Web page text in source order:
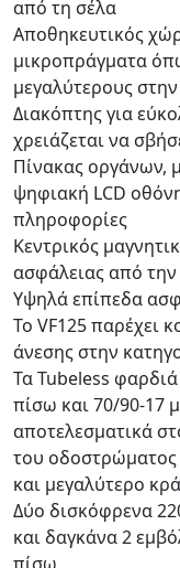
από τη σέλα
Αποθηκευτικός
μικροπράγματα
μεγαλύτερους
Διακόπτης για
χρειάζεται να
Πίνακας οργάνων,
ψηφιακή LCD
πληροφορίες
Κεντρικός
ασφάλειας από
Υψηλά επίπεδα
Το VF125 παρέχει
άνεσης στην
Τα Tubeless
πίσω και 70/90-17
αποτελεσματικά
του οδοστρώματος
και μεγαλύτερο
Δύο δισκόφρενα
και δαγκάνα 2